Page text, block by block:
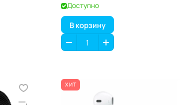
Доступно
В корзину
ХИТ